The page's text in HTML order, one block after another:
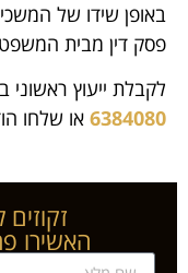
באופן שידו של
פסק דין מבית המשפט
לקבלת ייעוץ ראשוני
6384080 או שלחו
האשירו